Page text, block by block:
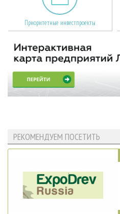
Приоритетные инвестпроекты
РЕКОМЕНДУЕМ ПОСЕТИТЬ